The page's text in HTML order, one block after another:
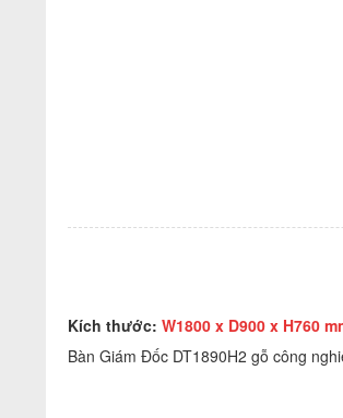
Kích thước: W1800 x D900 x H760
Bàn Giám Đốc DT1890H2 gỗ công